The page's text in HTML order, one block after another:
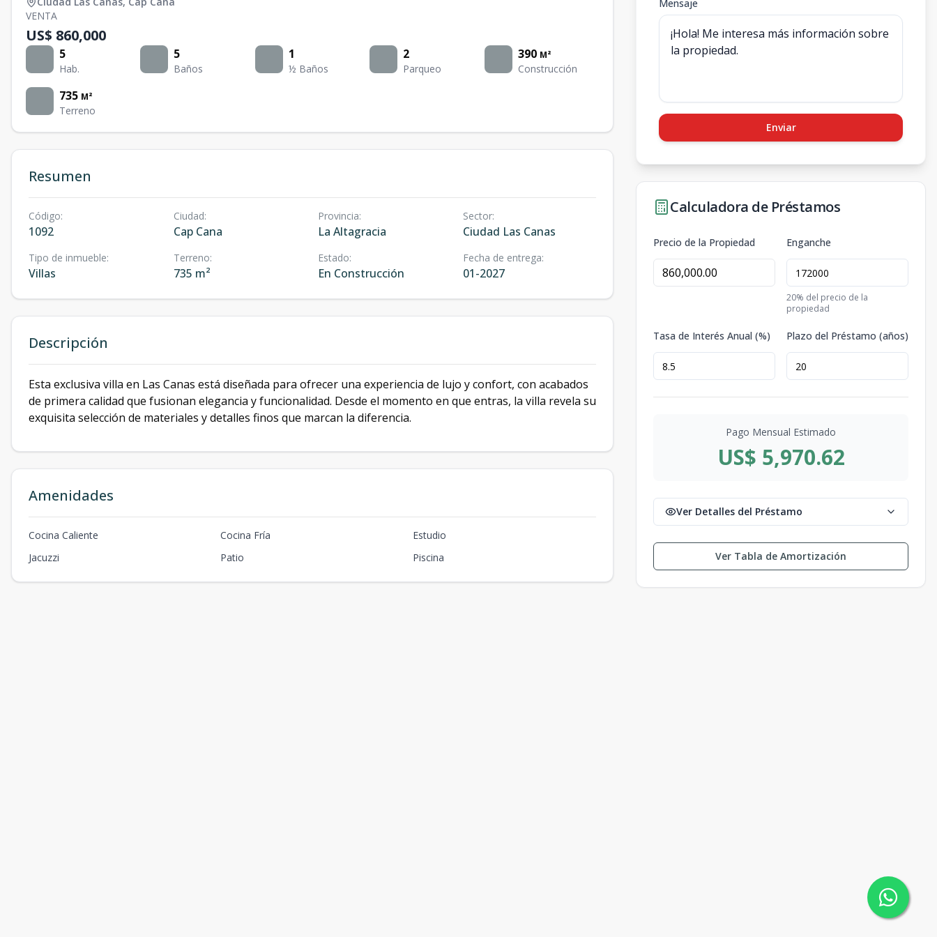
VENTA
US$ 860,000
5
Hab.
5
Baños
1
½ Baños
2
Parqueo
390 M²
Construcción
735 M²
Terreno
Resumen
Código:
1092
Ciudad:
Cap Cana
Provincia:
La Altagracia
Sector:
Ciudad Las Canas
Tipo de inmueble:
Villas
Terreno:
735 m²
Estado:
En Construcción
Fecha de entrega:
01-2027
Descripción
Esta exclusiva villa en Las Canas está diseñada para ofrecer una experiencia de lujo y confort, con acabados
de primera calidad que fusionan elegancia y funcionalidad. Desde el momento en que entras, la villa revela su
exquisita selección de materiales y detalles finos que marcan la diferencia.
Amenidades
Cocina Caliente Cocina Fría
Estudio
Jacuzzi
Patio Piscina
Mensaje
Enviar
Calculadora de Préstamos
Precio de la Propiedad Enganche
20% del precio de la
propiedad
Tasa de Interés Anual (%) Plazo del Préstamo (años)
Pago Mensual Estimado
US$ 5,970.62
Ver Detalles del Préstamo
Ver Tabla de Amortización